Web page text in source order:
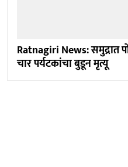
Ratnagiri News: समुद्रात
चार पर्यटकांचा बुडून मृत्यू